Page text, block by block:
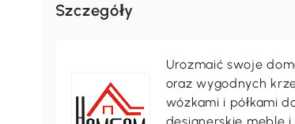
Szczegóły
Urozmaić swoje
oraz wygodnych
wózkami i półkami